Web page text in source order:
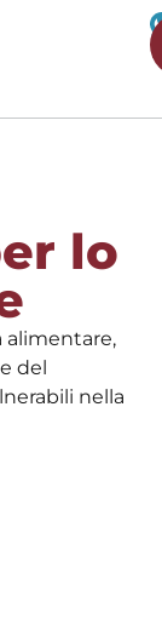
lo
alimentare,
del
nella